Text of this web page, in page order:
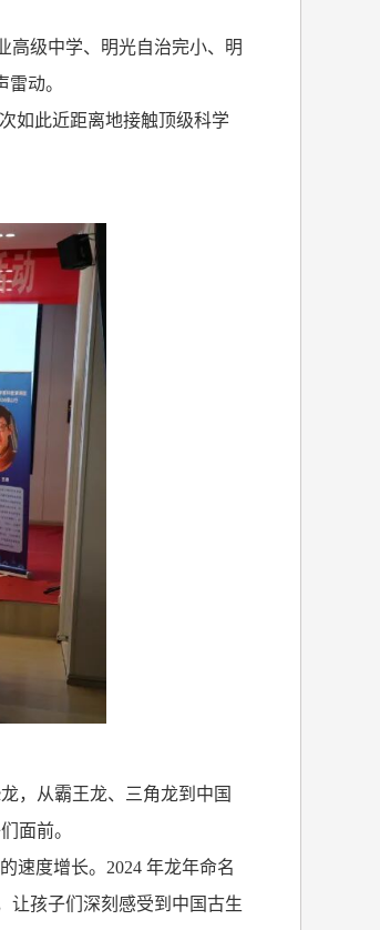
高级中学、明光自治完小、明
动。
如此近距离地接触顶级科学
，从霸王龙、三角龙到中国
面前。
速度增长。 2024 年龙年命名
让孩子们深刻感受到中国古生